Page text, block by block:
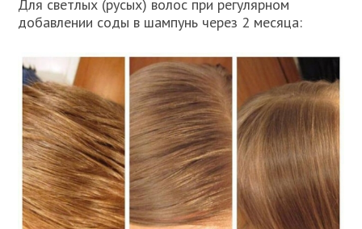
Для светлых (русых) волос при регулярном
добавлении соды в шампунь через 2 месяца: